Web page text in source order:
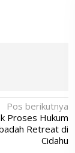
Pos berikutnya
Proses Hukum
Retreat di
Cidahu